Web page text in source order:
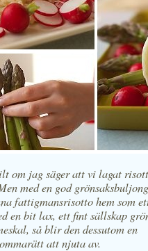
om jag säger att vi lagat
med en god
fattigmansrisotto hem som
en bit lax, ett fint sällskap
så blir den dessutom en
att njuta av.